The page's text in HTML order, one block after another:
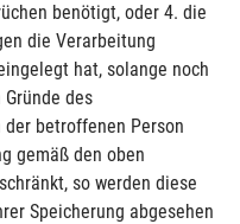
benötigt, oder 4. die
die Verarbeitung
hat, solange noch
des
betroffenen Person
gemäß den oben
so werden diese
Speicherung abgesehen